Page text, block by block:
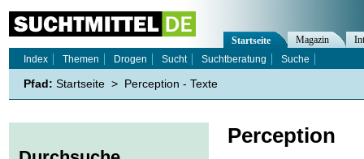
Perception
Startseite Magazin
Index
Themen Drogen Sucht Suchtberatung Suche
Pfad: Startseite > Perception - Texte